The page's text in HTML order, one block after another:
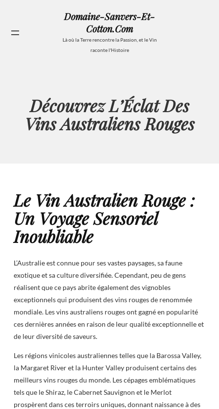
contenu
Domaine-Sanvers-Et-
Cotton.com
Là où la Terre rencontre la Passion, et le Vin
raconte l'Histoire
Découvrez L’Éclat Des
Vins Australiens Rouges
Le Vin Australien Rouge :
Un Voyage Sensoriel
Inoubliable
L’Australie est connue pour ses vastes paysages, sa faune
exotique et sa culture diversifiée. Cependant, peu de gens
réalisent que ce pays abrite également des vignobles
exceptionnels qui produisent des vins rouges de renommée
mondiale. Les vins australiens rouges ont gagné en popularité
ces dernières années en raison de leur qualité exceptionnelle et
de leur diversité de saveurs.
Les régions vinicoles australiennes telles que la Barossa Valley,
la Margaret River et la Hunter Valley produisent certains des
meilleurs vins rouges du monde. Les cépages emblématiques
tels que le Shiraz, le Cabernet Sauvignon et le Merlot
prospèrent dans ces terroirs uniques, donnant naissance à des